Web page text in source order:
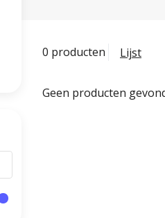
0 producten Lijst
Geen producten